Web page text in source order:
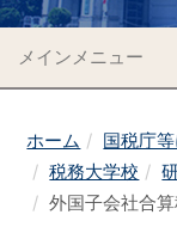
メインメニュー
ホーム 国税庁
税務大学校
外国子会社合